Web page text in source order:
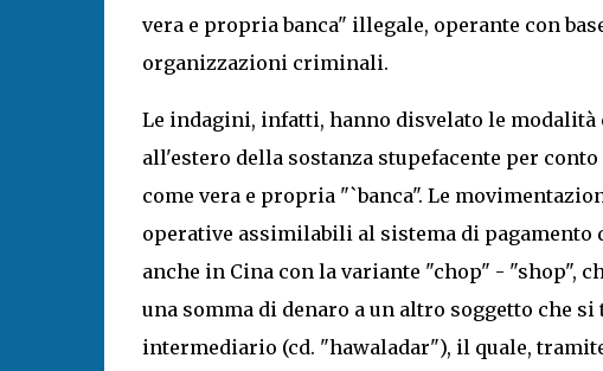
vera e propria banca" illegale, operante con
organizzazioni criminali.
Le indagini, infatti, hanno disvelato le
all'estero della sostanza stupefacente per
come vera e propria "`banca". Le
operative assimilabili al sistema di
anche in Cina con la variante "chop" - "shop",
una somma di denaro a un altro soggetto che
intermediario (cd. "hawaladar"), il quale,